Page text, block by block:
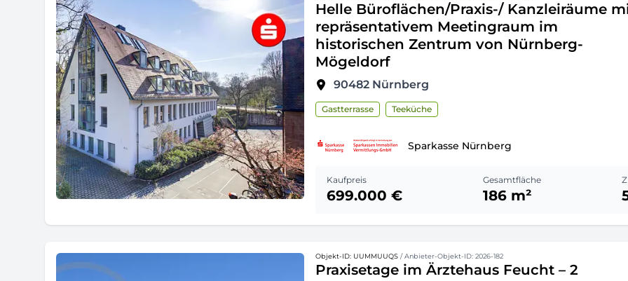
Helle Büroflächen/Praxis-/ Kanzleiräume
repräsentativem Meetingraum im
historischen Zentrum von Nürnberg-
Mögeldorf
90482 Nürnberg
Gastterrasse Teeküche
Sparkasse Nürnberg
Kaufpreis
699.000 €
Gesamtfläche
186 m²
Objekt-ID: UUMMUUQS / Anbieter-Objekt-ID: 2026-182
Praxisetage im Ärztehaus Feucht – 2